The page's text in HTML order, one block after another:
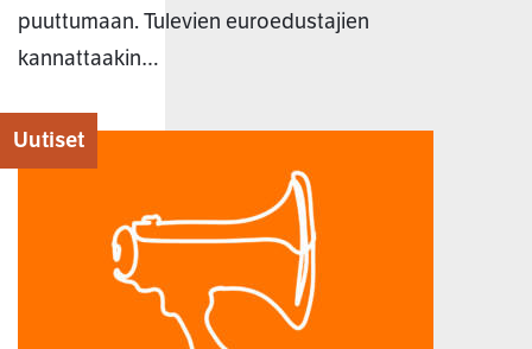
puuttumaan. Tulevien euroedustajien
kannattaakin…
Uutiset